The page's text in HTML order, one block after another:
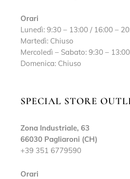
Orari
Lunedì: 9:30 – 13:00 / 16:00 –
Martedì: Chiuso
Mercoledì – Sabato: 9:30 –
Domenica: Chiuso
SPECIAL STORE
Zona Industriale, 63
66030 Pagliaroni (CH)
+39 351 6779590
Orari